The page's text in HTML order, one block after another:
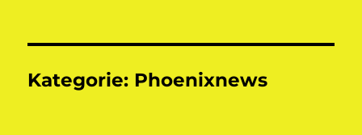
Kategorie: Phoenixnews